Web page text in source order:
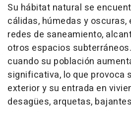
Su hábitat natural se
cálidas, húmedas y
redes de saneamiento,
otros espacios
cuando su población
significativa, lo que provoca
exterior y su entrada en
desagües, arquetas,